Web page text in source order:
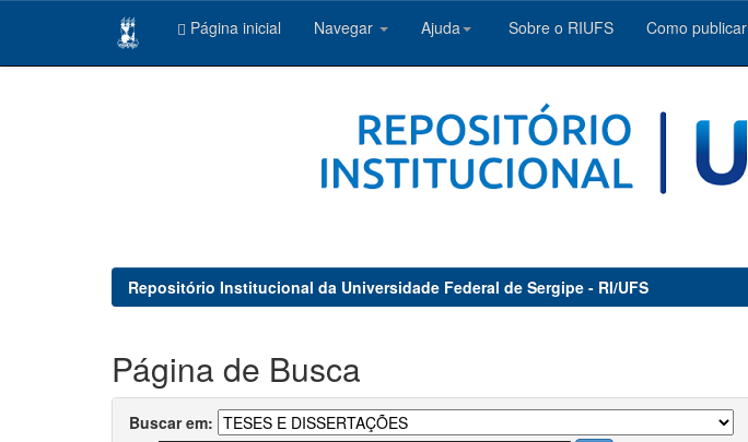
Página inicial Navegar Ajuda Sobre o RIUFS Como publicar
Repositório Institucional da Universidade Federal de Sergipe - RI/UFS
Página de Busca
Buscar em: